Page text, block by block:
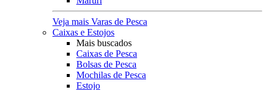
Veja mais Varas de Pesca
Caixas e Estojos
Mais buscados
Caixas de Pesca
Bolsas de Pesca
Mochilas de Pesca
Estojo